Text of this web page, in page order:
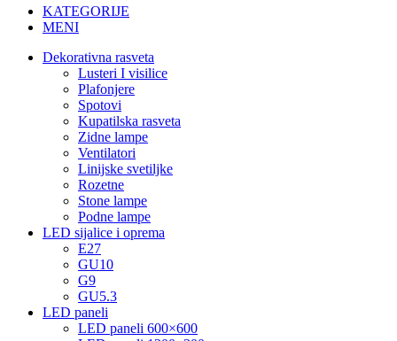
KATEGORIJE
MENI
Dekorativna rasveta
Lusteri I visilice
Plafonjere
Spotovi
Kupatilska rasveta
Zidne lampe
Ventilatori
Linijske svetiljke
Rozetne
Stone lampe
Podne lampe
LED sijalice i oprema
E27
GU10
G9
GU5.3
LED paneli
LED paneli 600×600